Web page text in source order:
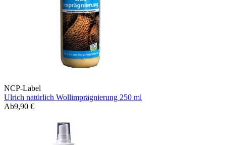
NCP-Label
Ulrich natürlich Wollimprägnierung 250 ml
Ab9,90 €